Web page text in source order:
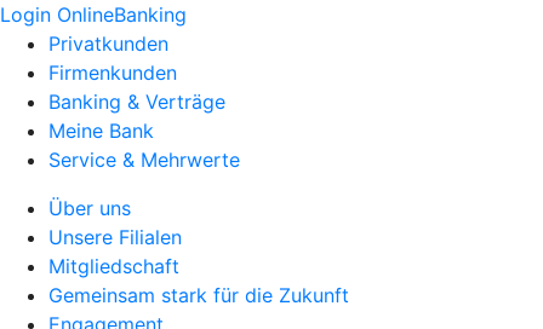
Login OnlineBanking
Privatkunden
Firmenkunden
Banking & Verträge
Meine Bank
Service & Mehrwerte
Über uns
Unsere Filialen
Mitgliedschaft
Gemeinsam stark für die Zukunft
Engagement